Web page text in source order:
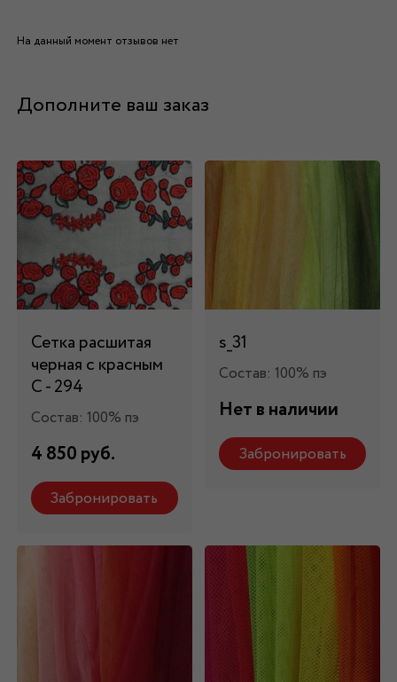
На данный момент отзывов нет
Дополните ваш заказ
Сетка расшитая
черная с красным
C - 294
Состав: 100% пэ
4 850 руб.
Забронировать
s_31
Состав: 100% пэ
Нет в наличии
Забронировать